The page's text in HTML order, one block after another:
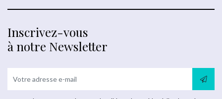
Inscrivez-vous
à notre Newsletter